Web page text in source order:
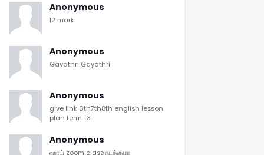
Anonymous
12 mark
Anonymous
Gayathri Gayathri
Anonymous
give link 6th7th8th english lesson
plan term -3
Anonymous
ஹாய் zoom class நடக்குமா